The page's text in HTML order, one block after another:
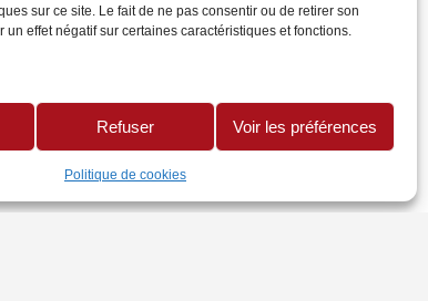
sur ce site. Le fait de ne pas consentir ou de retirer son
un effet négatif sur certaines caractéristiques et fonctions.
Refuser Voir les préférences
Politique de cookies